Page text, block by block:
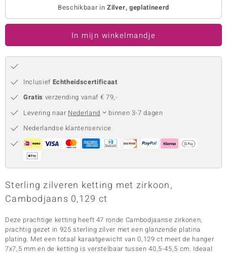
Collection
Beschikbaar in Zilver, geplatineerd
In mijn winkelmandje
Inclusief Echtheidscertificaat
Gratis verzending vanaf € 79,-
Levering naar Nederland
binnen 3-7 dagen
Nederlandse klantenservice
Sterling zilveren ketting met zirkoon,
Cambodjaans 0,129 ct
Deze prachtige ketting heeft 47 ronde Cambodjaanse zirkonen,
prachtig gezet in 925 sterling zilver met een glanzende platina
plating. Met een totaal karaatgewicht van 0,129 ct meet de hanger
7x7,5 mm en de ketting is verstelbaar tussen 40,5-45,5 cm. Ideaal